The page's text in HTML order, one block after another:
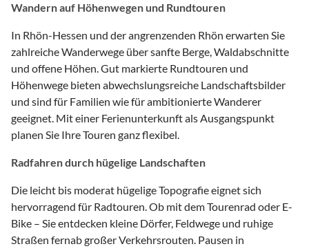
Wandern auf Höhenwegen und Rundtouren
In Rhön-Hessen und der angrenzenden Rhön erwarten Sie
zahlreiche Wanderwege über sanfte Berge, Waldabschnitte
und offene Höhen. Gut markierte Rundtouren und
Höhenwege bieten abwechslungsreiche Landschaftsbilder
und sind für Familien wie für ambitionierte Wanderer
geeignet. Mit einer Ferienunterkunft als Ausgangspunkt
planen Sie Ihre Touren ganz flexibel.
Radfahren durch hügelige Landschaften
Die leicht bis moderat hügelige Topografie eignet sich
hervorragend für Radtouren. Ob mit dem Tourenrad oder E-
Bike – Sie entdecken kleine Dörfer, Feldwege und ruhige
Straßen fernab großer Verkehrsrouten. Pausen in